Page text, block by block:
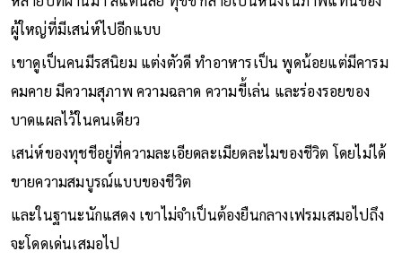
หลายปีที่ผ่านมา สแตนลีย์ ทุชชี กลายเป็นหนึ่งในภาพแทนของ
ผู้ใหญ่ที่มีเสน่ห์ไปอีกแบบ
เขาดูเป็นคนมีรสนิยม แต่งตัวดี ทำอาหารเป็น พูดน้อยแต่มีคารม
คมคาย มีความสุภาพ ความฉลาด ความขี้เล่น และร่องรอยของ
บาดแผลไว้ในคนเดียว
เสน่ห์ของทุชชีอยู่ที่ความละเอียดละเมียดละไมของชีวิต โดยไม่ได้
ขายความสมบูรณ์แบบของชีวิต
และในฐานะนักแสดง เขาไม่จำเป็นต้องยืนกลางเฟรมเสมอไปถึง